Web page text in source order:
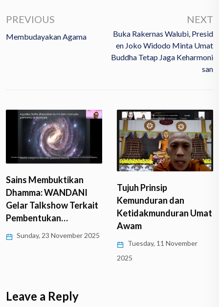
PREVIOUS
Membudayakan Agama
NEXT
Buka Rakernas Walubi, Presid
En Joko Widodo Minta Umat
Buddha Tetap Jaga Keharmoni
San
Tujuh Prinsip
Kemunduran dan
Ketidakmunduran Umat
BISAKAH SEJARAH
SALAH?
Leave a Reply